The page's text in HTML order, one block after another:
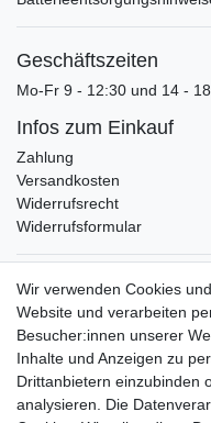
Geschäftszeiten
Mo-Fr 9 - 12:30 und 14 -
Infos zum Einkauf
Zahlung
Versandkosten
Widerrufsrecht
Widerrufsformular
Verpackungslizenz
bei der Landbell AG
Zahlungsarten
Vorabüberweisung
Rechnungskauf
Wir verwenden Cookies
Website und verarbeiten
Besucher:innen unserer
Inhalte und Anzeigen zu
Drittanbietern einzubinden
analysieren. Die